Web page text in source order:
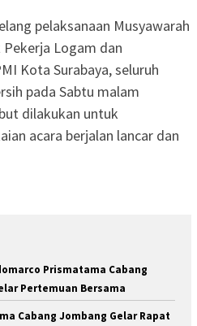
pelaksanaan Musyawarah
Pekerja Logam dan
Kota Surabaya, seluruh
pada Sabtu malam
dilakukan untuk
acara berjalan lancar dan
Prismatama Cabang
Pertemuan Bersama
Cabang Jombang Gelar Rapat